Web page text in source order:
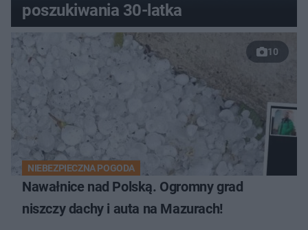
poszukiwania 30-latka
10
NIEBEZPIECZNA POGODA
Nawałnice nad Polską. Ogromny grad
niszczy dachy i auta na Mazurach!